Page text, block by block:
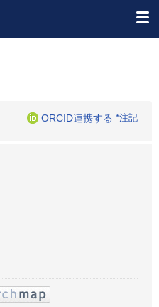
ORCID連携する *注記